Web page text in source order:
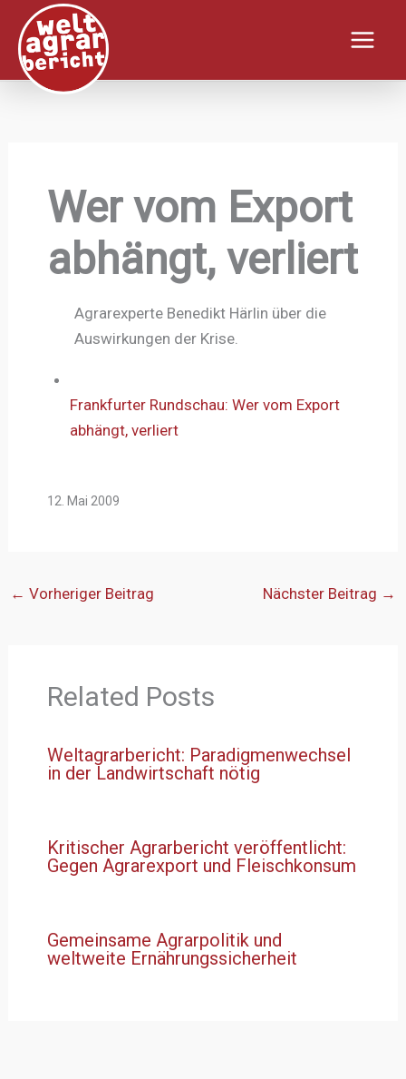
Inhalt
springen
Wer vom Export
abhängt, verliert
Agrarexperte Benedikt Härlin über die
Auswirkungen der Krise.
Frankfurter Rundschau: Wer vom Export
abhängt, verliert
12. Mai 2009
← Vorheriger Beitrag Nächster Beitrag →
Related Posts
Weltagrarbericht: Paradigmenwechsel
in der Landwirtschaft nötig
Kritischer Agrarbericht veröffentlicht:
Gegen Agrarexport und Fleischkonsum
Gemeinsame Agrarpolitik und
weltweite Ernährungssicherheit